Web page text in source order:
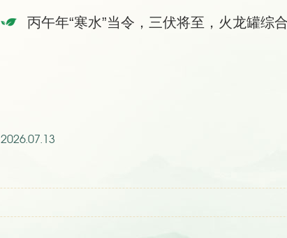
丙午年“寒水”当令，三伏将至，火龙罐综
2026.07.13